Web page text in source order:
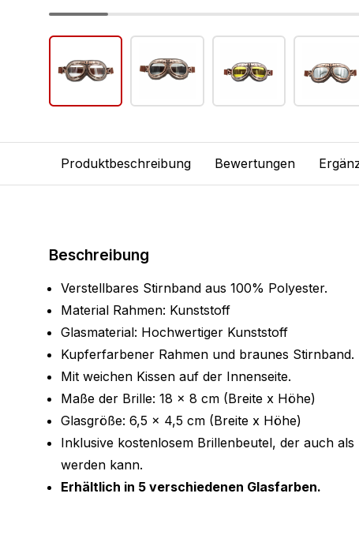
Produktbeschreibung Bewertungen
Beschreibung
Verstellbares Stirnband aus 100% Polyester.
Material Rahmen: Kunststoff
Glasmaterial: Hochwertiger Kunststoff
Kupferfarbener Rahmen und braunes Stirnband.
Mit weichen Kissen auf der Innenseite.
Maße der Brille: 18 x 8 cm (Breite x Höhe)
Glasgröße: 6,5 x 4,5 cm (Breite x Höhe)
Inklusive kostenlosem Brillenbeutel, der auch
werden kann.
Erhältlich in 5 verschiedenen Glasfarben.